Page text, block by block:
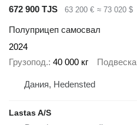
672 900 TJS
63 200 € ≈ 73 020 $
Полуприцеп самосвал
2024
Грузопод. 40 000 кг Подвеска
Дания, Hedensted
Lastas A/S